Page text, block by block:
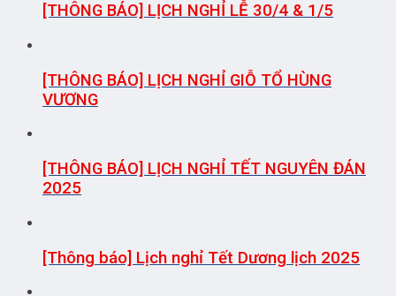
[THÔNG BÁO] LỊCH NGHỈ LỄ 30/4 & 1/5
[THÔNG BÁO] LỊCH NGHỈ GIỖ TỔ HÙNG
VƯƠNG
[THÔNG BÁO] LỊCH NGHỈ TẾT NGUYÊN ĐÁN
2025
[Thông báo] Lịch nghỉ Tết Dương lịch 2025